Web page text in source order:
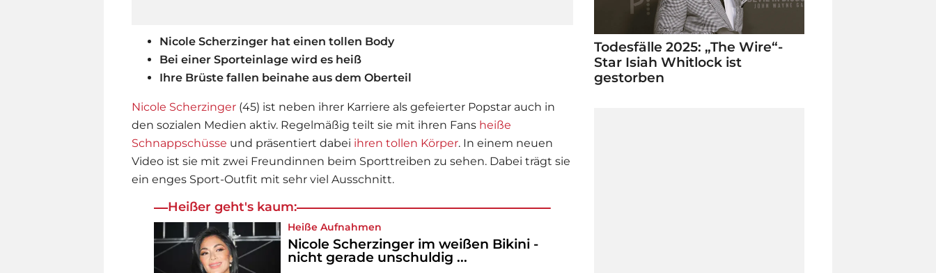
Nicole Scherzinger hat einen tollen Body
Bei einer Sporteinlage wird es heiß
Ihre Brüste fallen beinahe aus dem Oberteil
Nicole Scherzinger (45) ist neben ihrer Karriere als gefeierter Popstar auch in
den sozialen Medien aktiv. Regelmäßig teilt sie mit ihren Fans heiße
Schnappschüsse und präsentiert dabei ihren tollen Körper. In einem neuen
Video ist sie mit zwei Freundinnen beim Sporttreiben zu sehen. Dabei trägt sie
ein enges Sport-Outfit mit sehr viel Ausschnitt.
Heißer geht's kaum:
Heiße Aufnahmen
Nicole Scherzinger im weißen Bikini -
nicht gerade unschuldig ...
Todesfälle 2025: „The Wire“-
Star Isiah Whitlock ist
gestorben